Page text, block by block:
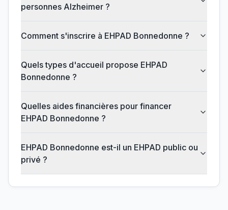
personnes Alzheimer ?
Comment s'inscrire à EHPAD Bonnedonne ?
Quels types d'accueil propose EHPAD
Bonnedonne ?
Quelles aides financières pour financer
EHPAD Bonnedonne ?
EHPAD Bonnedonne est-il un EHPAD public ou
privé ?